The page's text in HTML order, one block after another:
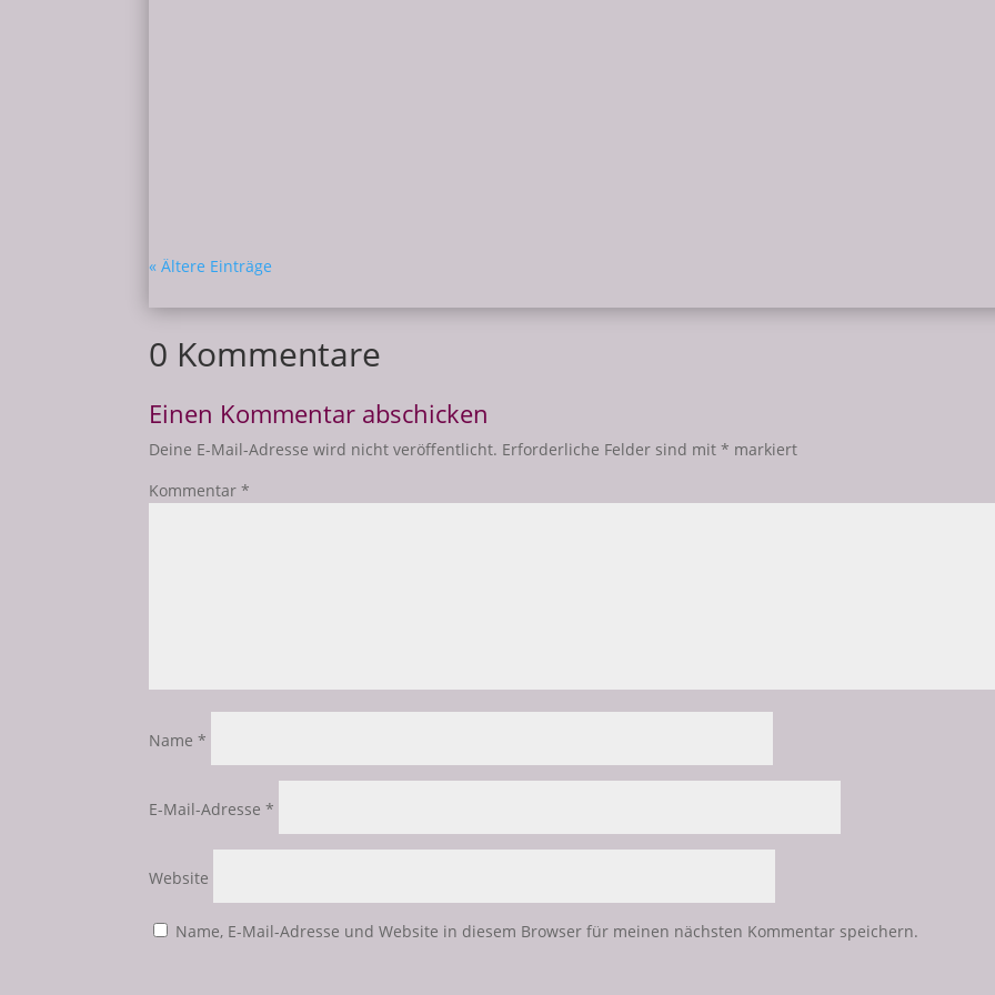
« Ältere Einträge
0 Kommentare
Einen Kommentar abschicken
Deine E-Mail-Adresse wird nicht veröffentlicht. Erforderliche Felder sind mit* markiert
Kommentar*
Name*
E-Mail-Adresse*
Website
Name, E-Mail-Adresse und Website in diesem Browser für meinen nächsten Kommentar speichern.